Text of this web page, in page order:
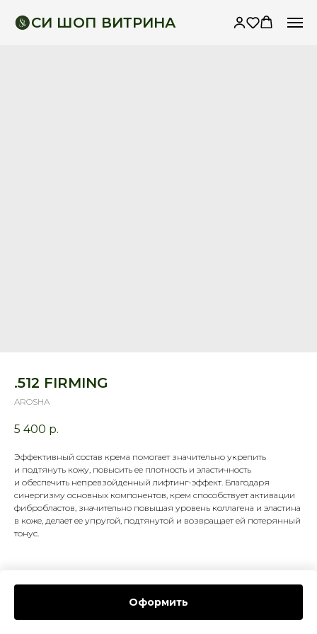
СИ ШОП ВИТРИНА
.512 FIRMING
AROSHA
5 400 р.
Оформить
Эффективный состав крема помогает значительно укрепить
и подтянуть кожу, повысить ее плотность и эластичность
и обеспечить непревзойденный лифтинг-эффект. Благодаря
синергизму основных компонентов, крем способствует активации
фибробластов, значительно повышая уровень коллагена и эластина
в коже, делает ее упругой, подтянутой и возвращает ей потерянный
тонус.